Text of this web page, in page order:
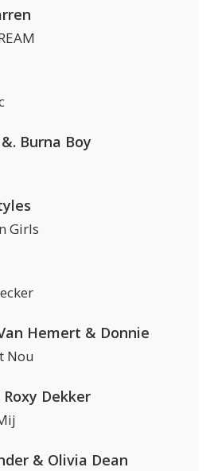
Burna Boy
Girls
Hemert & Donnie
Nou
Dekker
& Olivia Dean